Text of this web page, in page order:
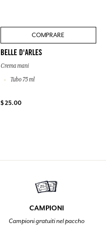
COMPRARE
BELLE D'ARLES
Crema mani
Tubo 75 ml
$ 25.00
CAMPIONI
Campioni gratuiti nel paccho